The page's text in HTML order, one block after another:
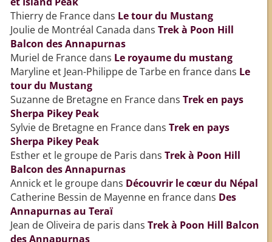
Thierry de Francedans Le tour du Mustang
Joulie de Montréal Canada dans Trek à Poon Hill
Balcon des Annapurnas
Muriel de Francedans Le royaume du mustang
Maryline et Jean-Philippe de Tarbe en francedans Le
tour du Mustang
Suzanne de Bretagne en Francedans Trek en pays
Sherpa Pikey Peak
Sylvie de Bretagne en Francedans Trek en pays
Sherpa Pikey Peak
Esther et le groupe de Paris dans Trek à Poon Hill
Balcon des Annapurnas
Annick et le groupedans Découvrir le cœur du Népal
Catherine Bessin de Mayenne en francedans Des
Annapurnas au Teraï
Jean de Oliveira de paris dans Trek à Poon Hill Balcon
des Annapurnas